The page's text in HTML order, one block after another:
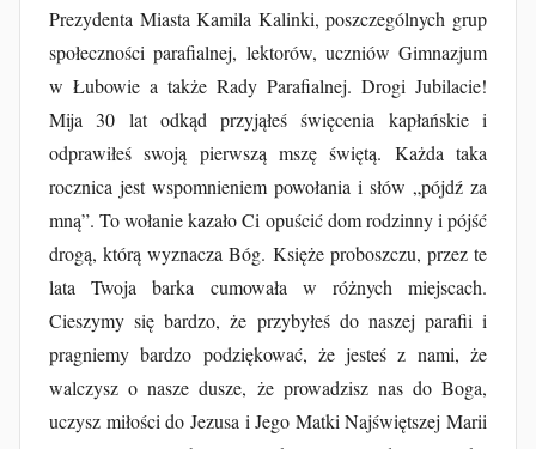
Prezydenta Miasta Kamila Kalinki, poszczególnych grup
społeczności parafialnej, lektorów, uczniów Gimnazjum
w Łubowie a także Rady Parafialnej. Drogi Jubilacie!
Mija 30 lat odkąd przyjąłeś święcenia kapłańskie i
odprawiłeś swoją pierwszą mszę świętą. Każda taka
rocznica jest wspomnieniem powołania i słów „pójdź za
mną”. To wołanie kazało Ci opuścić dom rodzinny i pójść
drogą, którą wyznacza Bóg. Księże proboszczu, przez te
lata Twoja barka cumowała w różnych miejscach.
Cieszymy się bardzo, że przybyłeś do naszej parafii i
pragniemy bardzo podziękować, że jesteś z nami, że
walczysz o nasze dusze, że prowadzisz nas do Boga,
uczysz miłości do Jezusa i Jego Matki Najświętszej Marii